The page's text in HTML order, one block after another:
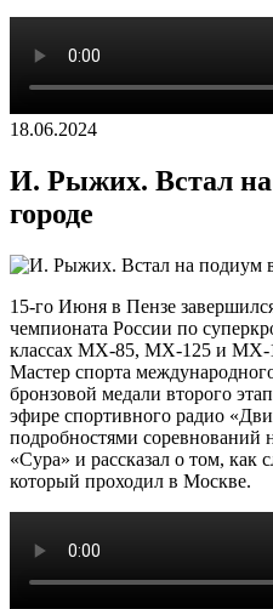
18.06.2024
И. Рыжих. Встал
городе
15-го Июня в Пензе
чемпионата России по
классах MX-85, MX-125 и MX-
Мастер спорта
бронзовой медали второго
эфире спортивного радио
подробностями соревнований
«Сура» и рассказал о том, как
который проходил в Москве.